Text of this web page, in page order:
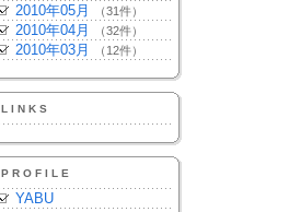
2010年05月 （31件）
2010年04月 （32件）
2010年03月 （12件）
LINKS
PROFILE
YABU